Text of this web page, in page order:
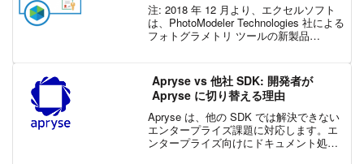
注: 2018 年 12 月より、エクセルソフト
は、PhotoModeler Technologies 社による
フォトグラメトリ ツールの新製品
て...
Apryse vs 他社 SDK: 開発者が
Apryse に切り替える理由
Apryse は、他の SDK では解決できない
エンタープライズ課題に対応します。エ
ンタープライズ向けにドキュメント処理